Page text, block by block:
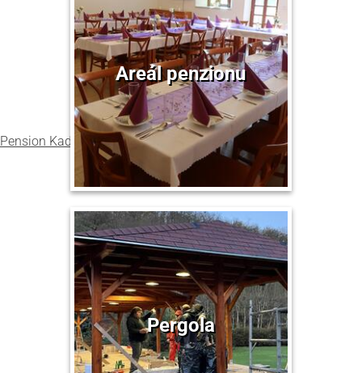
Pension Kadlcův mlýn v Brně hodnocení
Areál penzionu
Pergola